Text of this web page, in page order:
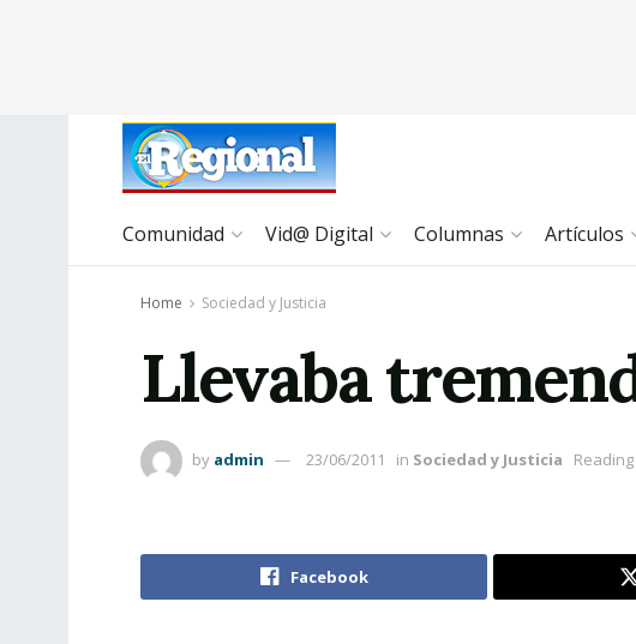
Comunidad Vid@ Digital Columnas Artículos
Home Sociedad y Justicia
Llevaba
by admin 23/06/2011 in Sociedad y Justicia
Facebook